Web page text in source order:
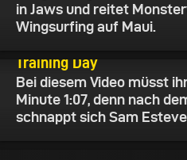
in Jaws und reitet
Wingsurfing auf Maui.
Training Day
Bei diesem Video müsst
Minute 1:07, denn nach
schnappt sich Sam